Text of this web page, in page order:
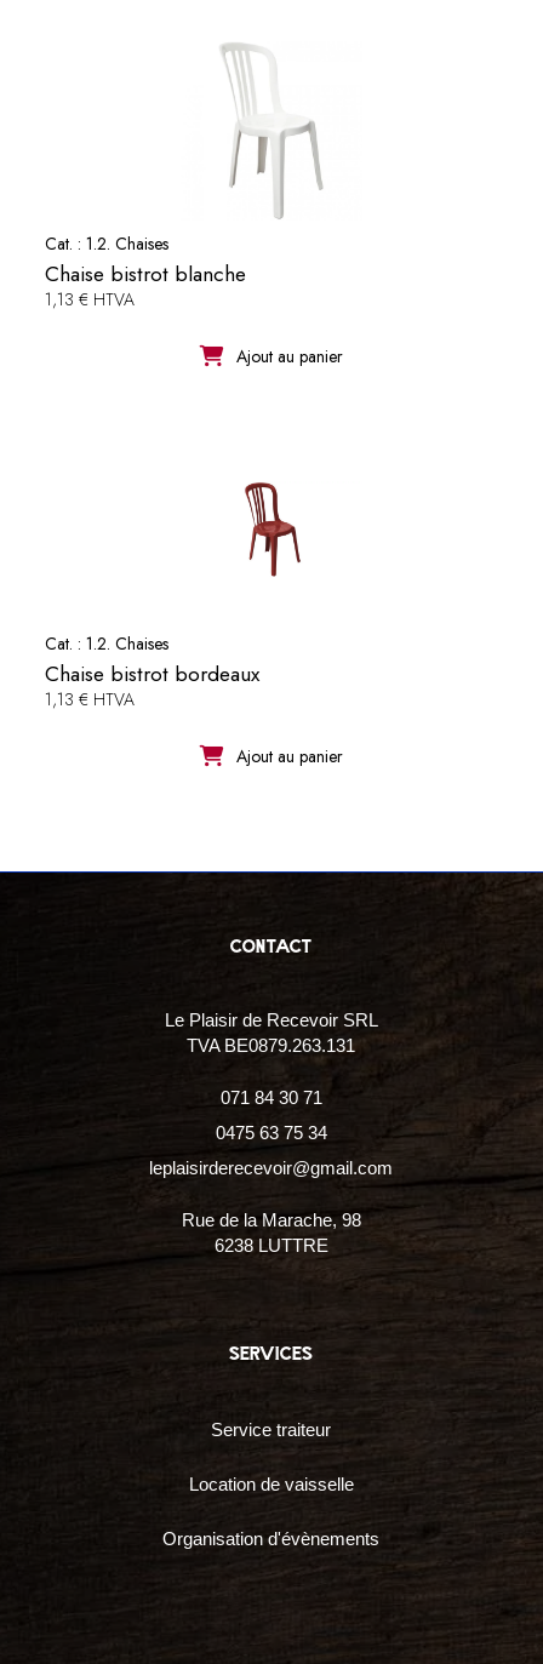
Cat. : 1.2. Chaises
Chaise bistrot blanche
1,13 € HTVA
Ajout au panier
Cat. : 1.2. Chaises
Chaise bistrot bordeaux
1,13 € HTVA
Ajout au panier
contact
Le Plaisir de Recevoir SRL
TVA BE0879.263.131
071 84 30 71
0475 63 75 34
leplaisirderecevoir@gmail.com
Rue de la Marache, 98
6238 LUTTRE
services
Service traiteur
Location de vaisselle
Organisation d'évènements